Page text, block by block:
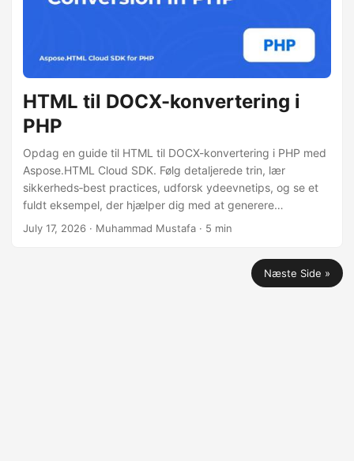
HTML til DOCX-konvertering i
PHP
Opdag en guide til HTML til DOCX-konvertering i PHP med
Aspose.HTML Cloud SDK. Følg detaljerede trin, lær
sikkerheds‑best practices, udforsk ydeevnetips, og se et
fuldt eksempel, der hjælper dig med at generere
høj‑kvalitets Word-dokumenter fra HTML effektivt.
July 17, 2026 · Muhammad Mustafa · 5 min
Næste Side »